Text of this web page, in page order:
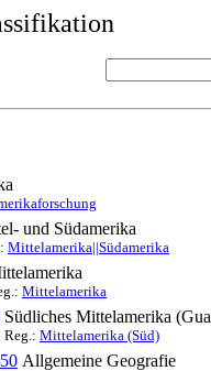
und Südamerika
Mittelamerika||Südamerika
Mittelamerika
Südliches Mittelamerika
Reg.: Mittelamerika (Süd)
Allgemeine Geografie